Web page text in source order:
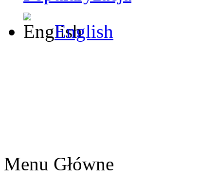
English
Menu Główne